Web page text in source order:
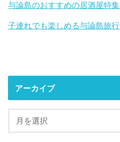
与論島のおすすめの居酒屋特集
子連れでも楽しめる与論島旅行
アーカイブ